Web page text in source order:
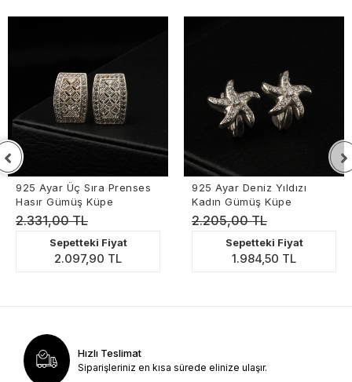
925 Ayar Üç Sıra Prenses
Hasır Gümüş Küpe
2.331,00 TL
Sepetteki Fiyat
2.097,90 TL
925 Ayar Deniz Yıldızı
Kadın Gümüş Küpe
2.205,00 TL
Sepetteki Fiyat
1.984,50 TL
Hızlı Teslimat
Siparişleriniz en kısa sürede elinize ulaşır.